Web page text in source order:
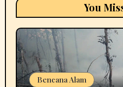
You
Bencana Alam